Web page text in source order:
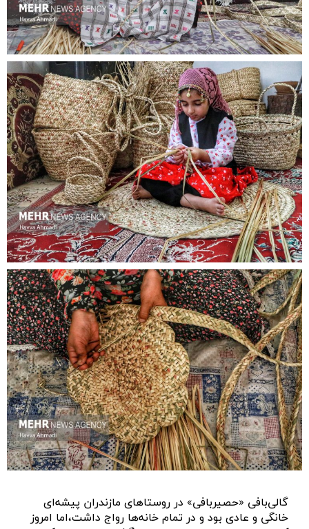
گالی‌بافی «حصیربافی» در روستاهای مازندران پیشه‌ای
خانگی و عادی بود و در تمام خانه‌ها رواج داشت،اما امروز